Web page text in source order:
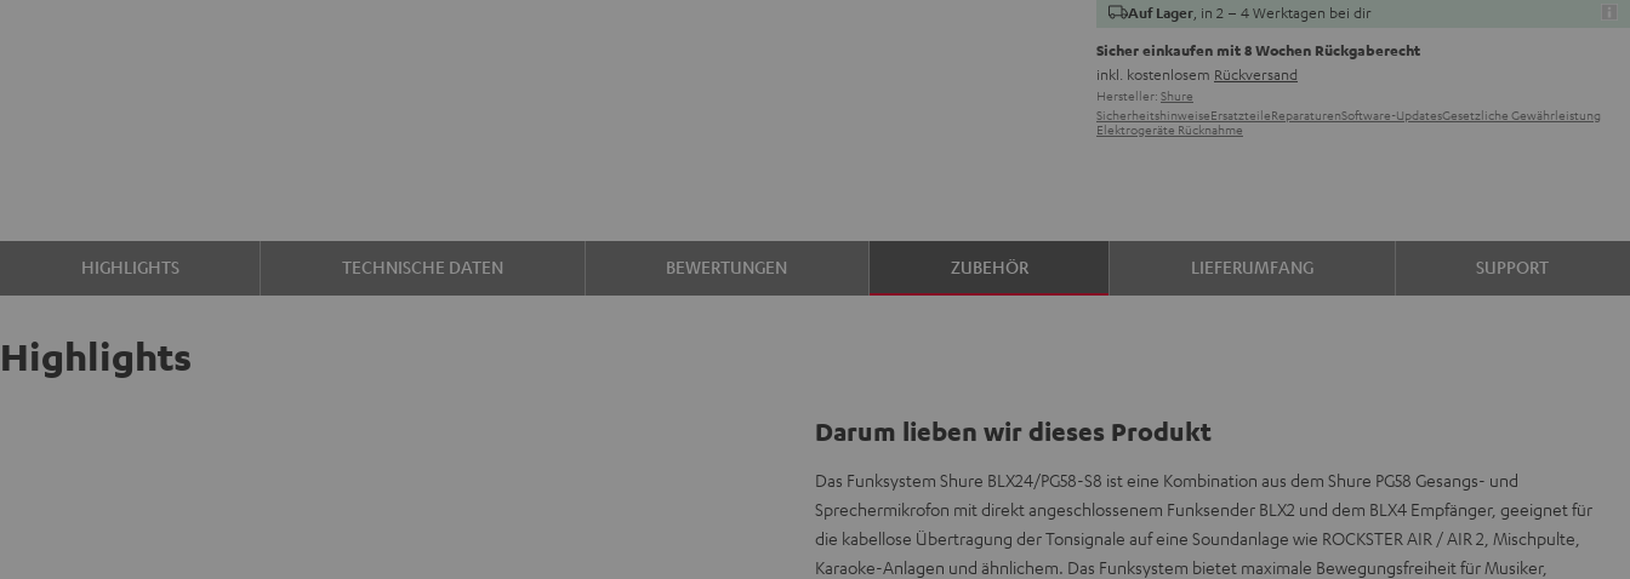
Auf Lager , in 2 – 4 Werktagen bei dir
Sicher einkaufen mit 8 Wochen Rückgaberecht
inkl. kostenlosem Rückversand
Hersteller: Shure
SicherheitshinweiseErsatzteileReparaturenSoftware-UpdatesGesetzliche Gewährleistung
Elektrogeräte Rücknahme
HIGHLIGHTS TECHNISCHE DATEN BEWERTUNGEN ZUBEHÖR LIEFERUMFANG SUPPORT
Highlights
Darum lieben wir dieses Produkt
Das Funksystem Shure BLX24/PG58-S8 ist eine Kombination aus dem Shure PG58 Gesangs- und
Sprechermikrofon mit direkt angeschlossenem Funksender BLX2 und dem BLX4 Empfänger, geeignet für
die kabellose Übertragung der Tonsignale auf eine Soundanlage wie ROCKSTER AIR / AIR 2, Mischpulte,
Karaoke-Anlagen und ähnlichem. Das Funksystem bietet maximale Bewegungsfreiheit für Musiker,